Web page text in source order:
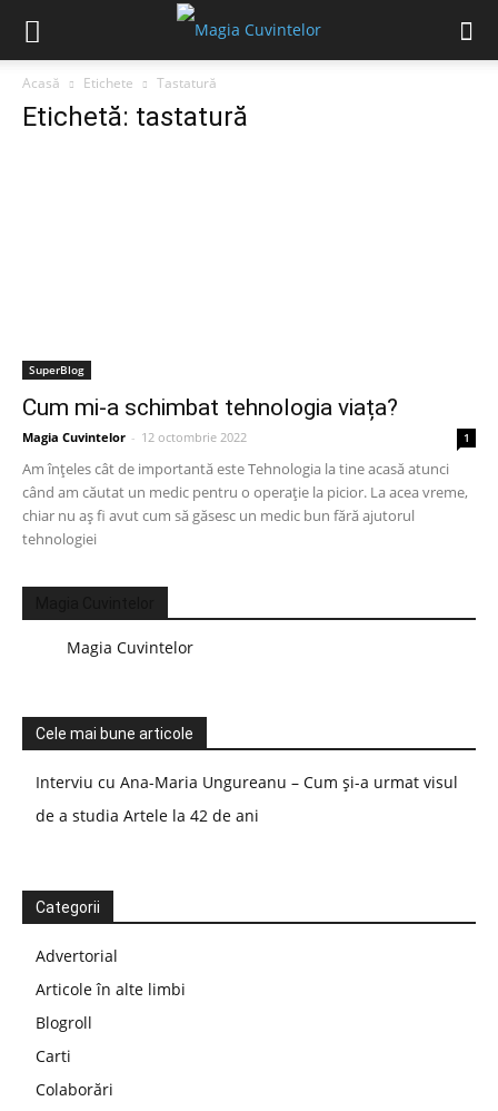
Acasă Etichete Tastatură
Etichetă: tastatură
SuperBlog
Cum mi-a schimbat tehnologia viața?
Magia Cuvintelor - 12 octombrie 2022 1
Am înțeles cât de importantă este Tehnologia la tine acasă atunci
când am căutat un medic pentru o operație la picior. La acea vreme,
chiar nu aș fi avut cum să găsesc un medic bun fără ajutorul
tehnologiei
Magia Cuvintelor
Cele mai bune articole
Interviu cu Ana-Maria Ungureanu – Cum și-a urmat visul
de a studia Artele la 42 de ani
Categorii
Advertorial
Articole în alte limbi
Blogroll
Carti
Colaborări